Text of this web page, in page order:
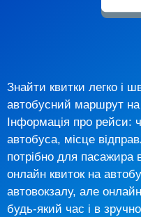
Знайти квитки легко і
автобусний маршрут на
Інформація про рейси:
автобуса, місце
потрібно для пасажира
онлайн квиток на
автовокзалу, але
будь-який час і в